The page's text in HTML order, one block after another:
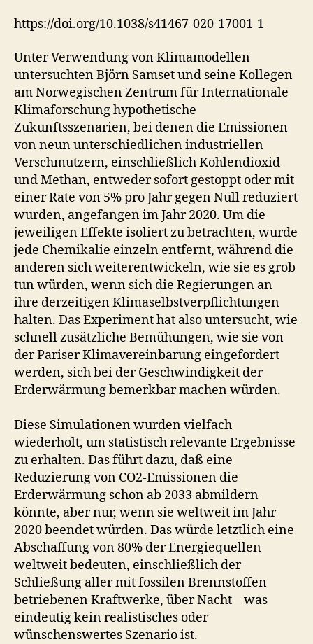
https://doi.org/10.1038/s41467-020-17001-1
Unter Verwendung von Klimamodellen
untersuchten Björn Samset und seine Kollegen
am Norwegischen Zentrum für Internationale
Klimaforschung hypothetische
Zukunftsszenarien, bei denen die Emissionen
von neun unterschiedlichen industriellen
Verschmutzern, einschließlich Kohlendioxid
und Methan, entweder sofort gestoppt oder mit
einer Rate von 5% pro Jahr gegen Null reduziert
wurden, angefangen im Jahr 2020. Um die
jeweiligen Effekte isoliert zu betrachten, wurde
jede Chemikalie einzeln entfernt, während die
anderen sich weiterentwickeln, wie sie es grob
tun würden, wenn sich die Regierungen an
ihre derzeitigen Klimaselbstverpflichtungen
halten. Das Experiment hat also untersucht, wie
schnell zusätzliche Bemühungen, wie sie von
der Pariser Klimavereinbarung eingefordert
werden, sich bei der Geschwindigkeit der
Erderwärmung bemerkbar machen würden.
Diese Simulationen wurden vielfach
wiederholt, um statistisch relevante Ergebnisse
zu erhalten. Das führt dazu, daß eine
Reduzierung von CO2-Emissionen die
Erderwärmung schon ab 2033 abmildern
könnte, aber nur, wenn sie weltweit im Jahr
2020 beendet würden. Das würde letztlich eine
Abschaffung von 80% der Energiequellen
weltweit bedeuten, einschließlich der
Schließung aller mit fossilen Brennstoffen
betriebenen Kraftwerke, über Nacht – was
eindeutig kein realistisches oder
wünschenswertes Szenario ist.